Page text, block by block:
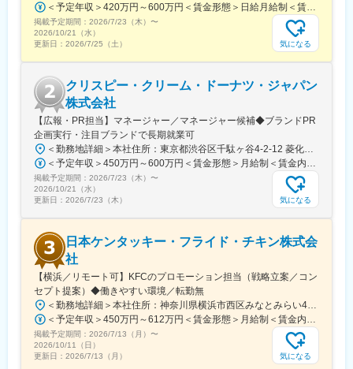
＜予定年収＞420万円～600万円＜賃金形態＞日給月給制＜賃金内訳＞月額（基本給）：280,000円～410,000円/月20日間勤務想定＜想定月額＞280,000円～410,000円＜昇給有無＞有＜残業手当＞有＜給与補足＞※予定年収はあくまでも目安の金額であり、選考を通じて上下する可能性があります。また管理監督者区分での採用となった場合は、残業代の支給はございません。■賞与：年2回（夏季／固定1ケ月、冬季／業績賞与）■給与査定：年1回賃金はあくまでも目安の金額であり、選考を通じて上下する可能性があります。月給(月額)は固定手当を含めた表記です。
掲載予定期間： 2026/7/23（木） 〜
2026/10/21（水）
更新日： 2026/7/25（土） 気になる
クリスピー・クリーム・ドーナツ・ジャパン
株式会社
【広報・PR担当】マネージャー／マネージャー候補◆ブランドPR
企画実行・注目ブランドで長期就業可
＜勤務地詳細＞本社住所：東京都渋谷区千駄ヶ谷4-2-12 菱化代々木ビル7F受動喫煙対策：屋内全面禁煙変更の範囲：会社の定める事業所（リモートワーク含む）
＜予定年収＞450万円～600万円＜賃金形態＞月給制＜賃金内訳＞月額（基本給）：345,000円～460,000円＜月給＞345,000円～460,000円＜昇給有無＞有＜残業手当＞無＜給与補足＞※上記はあくまでも目安であり、前職考慮・習熟度等により異なります。■業績連動賞与あり賃金はあくまでも目安の金額であり、選考を通じて上下する可能性があります。月給(月額)は固定手当を含めた表記です。
掲載予定期間： 2026/7/23（木） 〜
2026/10/21（水）
更新日： 2026/7/23（木） 気になる
日本ケンタッキー・フライド・チキン株式会
社
【横浜／リモート可】KFCのプロモーション担当（戦略立案／コン
セプト提案）◆働きやすい環境／転勤無
＜勤務地詳細＞本社住所：神奈川県横浜市西区みなとみらい4-4-5 横浜アイマークプレイス5F、6F勤務地最寄駅：みなとみらい線／新高島駅受動喫煙対策：敷地内全面禁煙変更の範囲：会社の定める事業所
＜予定年収＞450万円～612万円＜賃金形態＞月給制＜賃金内訳＞月額（基本給）：290,000円～395,000円＜月給＞290,000円～395,000円＜昇給有無＞有＜残業手当＞有＜給与補足＞■昇給：人事考課による■賞与：年2回（3月、9月）※会社/個人業績に応じて賞与上積みあり賃金はあくまでも目安の金額であり、選考を通じて上下する可能性があります。月給(月額)は固定手当を含めた表記です。
掲載予定期間： 2026/7/13（月） 〜
2026/10/11（日）
更新日： 2026/7/13（月） 気になる